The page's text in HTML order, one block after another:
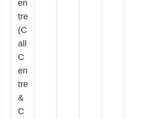
en
tre
(C
all
C
en
tre
&
C